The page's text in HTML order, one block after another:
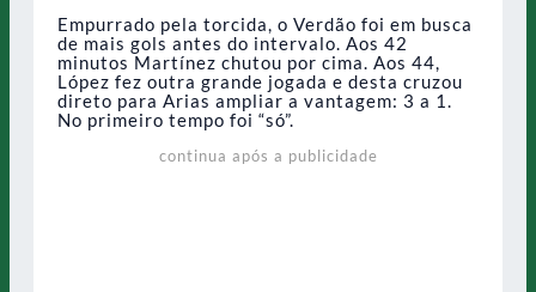
Empurrado pela torcida, o Verdão foi em busca
de mais gols antes do intervalo. Aos 42
minutos Martínez chutou por cima. Aos 44,
López fez outra grande jogada e desta cruzou
direto para Arias ampliar a vantagem: 3 a 1.
No primeiro tempo foi “só”.
continua após a publicidade